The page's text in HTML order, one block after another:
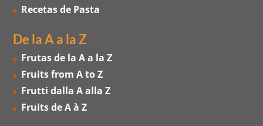
Recetas de Pasta
De la A a la Z
Frutas de la A a la Z
Fruits from A to Z
Frutti dalla A alla Z
Fruits de A à Z